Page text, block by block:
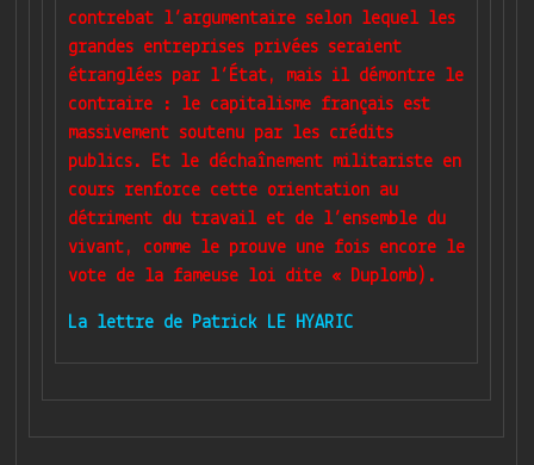
contrebat l’argumentaire selon lequel les
grandes entreprises privées seraient
étranglées par l’État, mais il démontre le
contraire : le capitalisme français est
massivement soutenu par les crédits
publics. Et le déchaînement militariste en
cours renforce cette orientation au
détriment du travail et de l’ensemble du
vivant, comme le prouve une fois encore le
vote de la fameuse loi dite « Duplomb).
La lettre de Patrick LE HYARIC